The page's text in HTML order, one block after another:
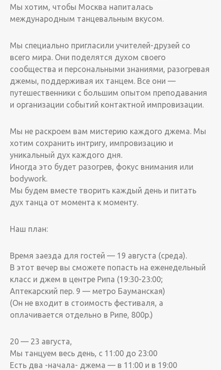
Мы хотим, чтобы Москва напиталась
международным танцевальным вкусом.
Мы специально пригласили учителей-друзей со
всего мира. Они поделятся духом своего
сообщества и персональными знаниями, разогревая
джемы, поддерживая их танцем. Все они —
путешественники с большим опытом преподавания
и организации событий контактной импровизации.
Мы не раскроем вам мистерию каждого джема. Мы
хотим сохранить интригу, импровизацию и
уникальный дух каждого дня.
Иногда это будет разогрев, фокус внимания или
bodywork.
Мы будем вместе творить каждый день и питать
дух танца от момента к моменту.
Наш план:
Время заезда для гостей — 19 августа (среда).
В этот вечер вы сможете попасть на еженедельный
класс и джем в центре Рипа (19:30-23:00;
Аптекарский пер. 9 — метро Бауманская)
(Он не входит в стоимость фестиваля, а
оплачивается отдельно в Рипе, 800р.)
20 — 23 августа,
Мы танцуем весь день, с 11:00 до 23:00
Есть два -начала- джема — в 11:00 и в 19:00